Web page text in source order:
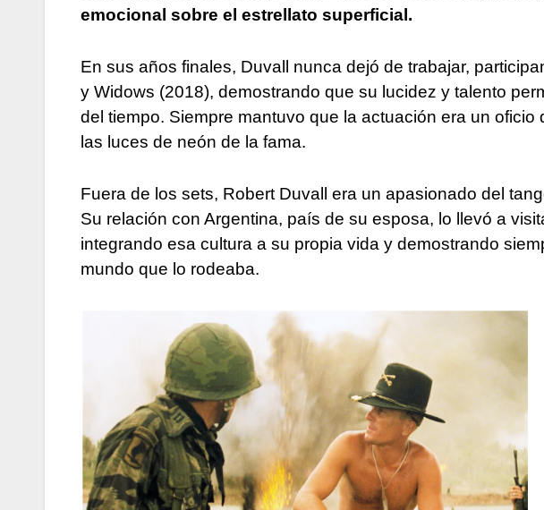
emocional sobre el estrellato superficial.
En sus años finales, Duvall nunca dejó de trabajar,
y Widows (2018), demostrando que su lucidez y talento
del tiempo. Siempre mantuvo que la actuación era un
las luces de neón de la fama.
Fuera de los sets, Robert Duvall era un apasionado del
Su relación con Argentina, país de su esposa, lo llevó a
integrando esa cultura a su propia vida y demostrando
mundo que lo rodeaba.